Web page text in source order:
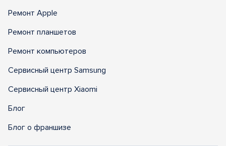
Ремонт Apple
Ремонт планшетов
Ремонт компьютеров
Сервисный центр Samsung
Сервисный центр Xiaomi
Блог
Блог о франшизе